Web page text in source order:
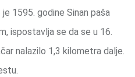
1595. godine Sinan paša
ispostavlja se da se u 16.
nalazilo 1,3 kilometra dalje.